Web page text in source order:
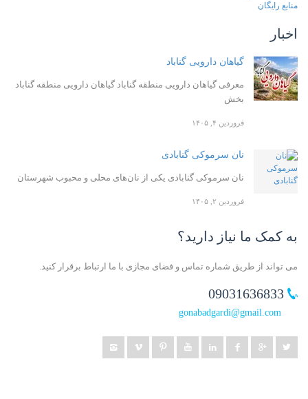
منابع رایگان
اخبار
گیاهان دارویی گناباد
معرفی گیاهان دارویی منطقه گناباد گیاهان دارویی منطقه گناباد
بخش
فروردین ۴, ۱۴۰۵
نان سرموکی گنابادی
نان سرموکی گنابادی یکی از نان‌های محلی و محبوب شهرستان
فروردین ۲, ۱۴۰۵
به کمک ما نیاز دارید؟
می تواند از طریق شماره تماس و فضای مجازی با ما ارتباط برقرار کنید.
gonabadgardi@gmail.com